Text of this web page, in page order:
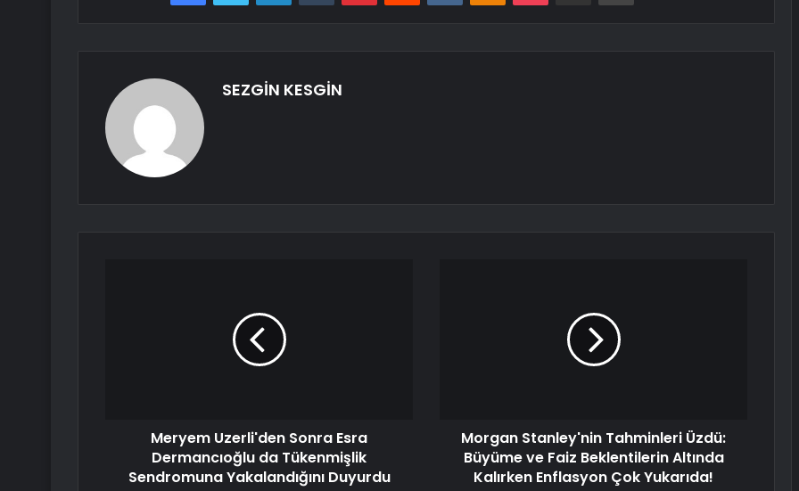
SEZGİN KESGİN
Meryem Uzerli'den Sonra Esra
Dermancıoğlu da Tükenmişlik
Sendromuna Yakalandığını Duyurdu
Morgan Stanley'nin Tahminleri Üzdü:
Büyüme ve Faiz Beklentilerin Altında
Kalırken Enflasyon Çok Yukarıda!